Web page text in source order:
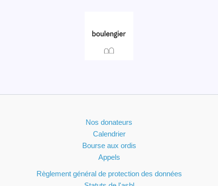
Nos donateurs
Calendrier
Bourse aux ordis
Appels
Règlement général de protection des données